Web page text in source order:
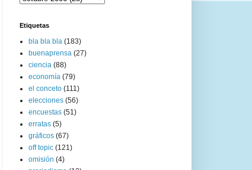
Etiquetas
bla bla bla (183)
buenaprensa (27)
ciencia (88)
economía (79)
el conceto (111)
elecciones (56)
encuestas (51)
erratas (5)
gráficos (67)
off topic (121)
omisión (4)